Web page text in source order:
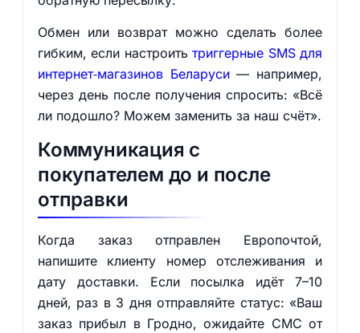
Обмен или возврат можно сделать более
гибким, если настроитьтриггерные SMS для
интернет‑магазинов Беларуси— например,
через день после получения спросить: «Всё
ли подошло? Можем заменить за наш счёт».
Коммуникация с
покупателем до и после
отправки
Когда заказ отправлен Европочтой,
напишите клиенту номер отслеживания и
дату доставки. Если посылка идёт 7–10
дней, раз в 3 дня отправляйте статус: «Ваш
заказ прибыл в Гродно, ожидайте СМС от